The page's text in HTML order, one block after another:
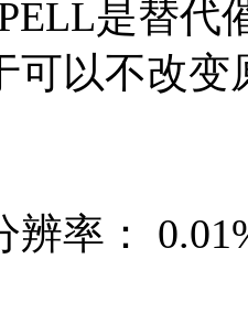
是替代
可以不改
辨率：